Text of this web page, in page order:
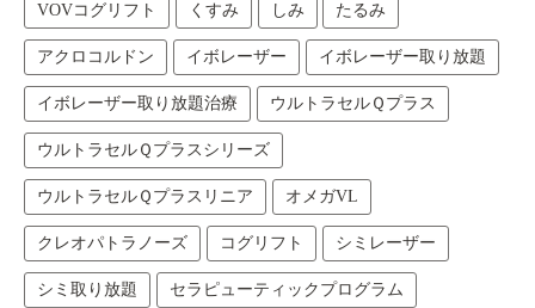
VOVコグリフト くすみ しみ たるみ
アクロコルドン イボレーザー イボレーザー取り放題
イボレーザー取り放題治療 ウルトラセルＱプラス
ウルトラセルＱプラスシリーズ
ウルトラセルＱプラスリニア オメガVL
クレオパトラノーズ コグリフト シミレーザー
シミ取り放題 セラピューティックプログラム